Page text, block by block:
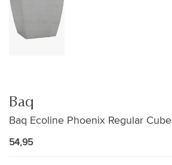
Baq
Baq Ecoline Phoenix Regular Cube
54,95